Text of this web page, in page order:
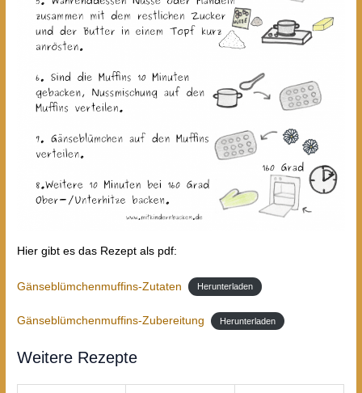
Hier gibt es das Rezept als pdf:
Gänseblümchenmuffins-Zutaten Herunterladen
Gänseblümchenmuffins-Zubereitung Herunterladen
Weitere Rezepte